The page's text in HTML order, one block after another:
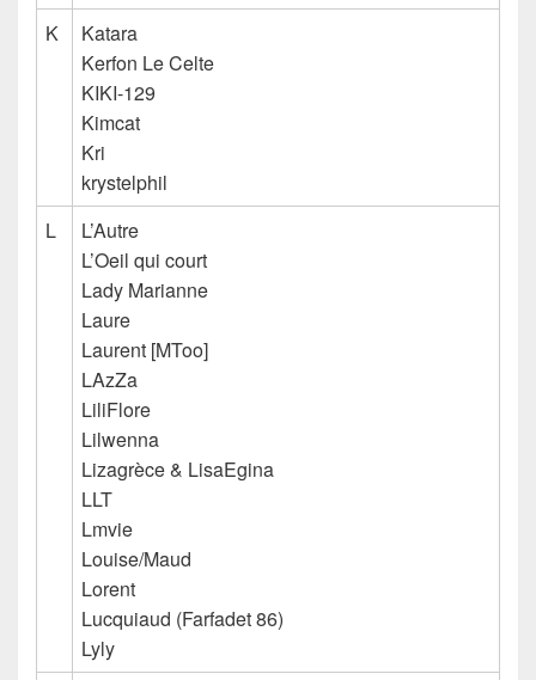
K
Katara
Kerfon Le Celte
KIKI-129
Kimcat
Kri
krystelphil
L
L’Autre
L’Oeil qui court
Lady Marianne
Laure
Laurent [MToo]
LAzZa
LiliFlore
Lilwenna
Lizagrèce & LisaEgina
LLT
Lmvie
Louise/Maud
Lorent
Lucquiaud (Farfadet 86)
Lyly